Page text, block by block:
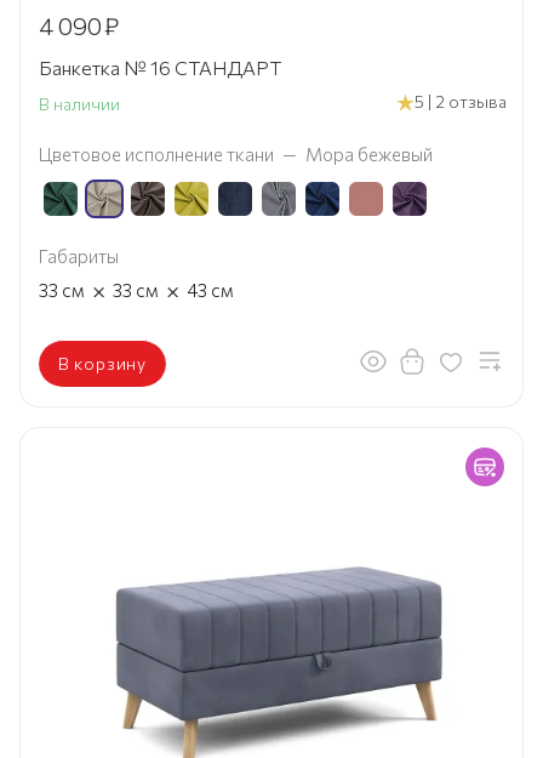
4 090₽
Банкетка № 16 СТАНДАРТ
В наличии 5 | 2 отзыва
Цветовое исполнение ткани — Мора бежевый
Габариты
33 см × 33 см × 43 см
В корзину